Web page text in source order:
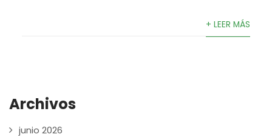
+ LEER MÁS
Archivos
junio 2026